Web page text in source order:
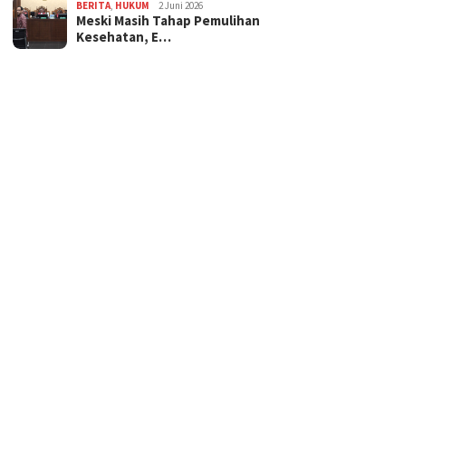
BERITA HUKUM 2 Juni 2026
Meski Masih Tahap Pemulihan
Kesehatan, E…